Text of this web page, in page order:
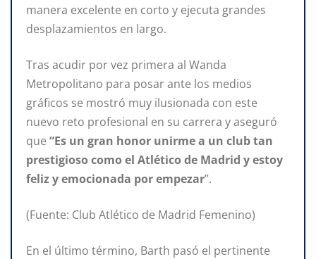
manera excelente en corto y ejecuta grandes
desplazamientos en largo.
Tras acudir por vez primera al Wanda
Metropolitano para posar ante los medios
gráficos se mostró muy ilusionada con este
nuevo reto profesional en su carrera y aseguró
que “Es un gran honor unirmea un club tan
prestigioso como el Atlético de Madrid y estoy
feliz y emocionada por empezar”.
(Fuente: Club Atlético de Madrid Femenino)
En el último término, Barth pasó el pertinente